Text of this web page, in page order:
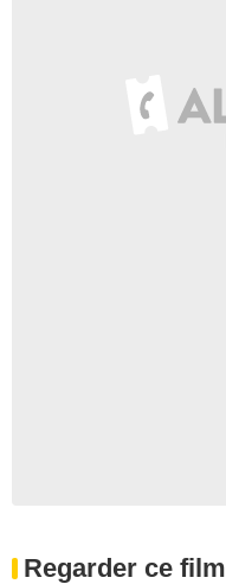
Regarder ce film